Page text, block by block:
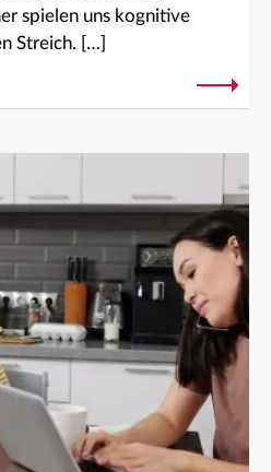
spielen uns kognitive
Streich. […]